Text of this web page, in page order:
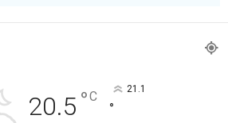
20.5 °C 21.1
°